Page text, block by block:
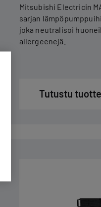
Mitsubishi Electricin
sarjan
joka neutralisoi
allergeenejä.
Tutustu